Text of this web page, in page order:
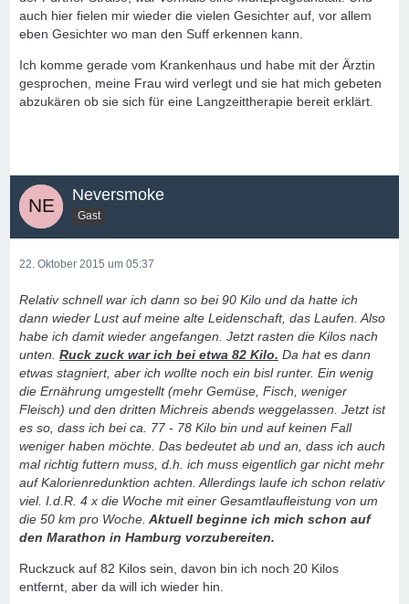
auch hier fielen mir wieder die vielen Gesichter auf, vor allem
eben Gesichter wo man den Suff erkennen kann.
Ich komme gerade vom Krankenhaus und habe mit der Ärztin
gesprochen, meine Frau wird verlegt und sie hat mich gebeten
abzukären ob sie sich für eine Langzeittherapie bereit erklärt.
Neversmoke
Gast
22. Oktober 2015 um 05:37
Relativ schnell war ich dann so bei 90 Kilo und da hatte ich
dann wieder Lust auf meine alte Leidenschaft, das Laufen. Also
habe ich damit wieder angefangen. Jetzt rasten die Kilos nach
unten. Ruck zuck war ich bei etwa 82 Kilo. Da hat es dann
etwas stagniert, aber ich wollte noch ein bisl runter. Ein wenig
die Ernährung umgestellt (mehr Gemüse, Fisch, weniger
Fleisch) und den dritten Michreis abends weggelassen. Jetzt ist
es so, dass ich bei ca. 77 - 78 Kilo bin und auf keinen Fall
weniger haben möchte. Das bedeutet ab und an, dass ich auch
mal richtig futtern muss, d.h. ich muss eigentlich gar nicht mehr
auf Kalorienredunktion achten. Allerdings laufe ich schon relativ
viel. I.d.R. 4 x die Woche mit einer Gesamtlaufleistung von um
die 50 km pro Woche. Aktuell beginne ich mich schon auf
den Marathon in Hamburg vorzubereiten.
Ruckzuck auf 82 Kilos sein, davon bin ich noch 20 Kilos
entfernt, aber da will ich wieder hin.